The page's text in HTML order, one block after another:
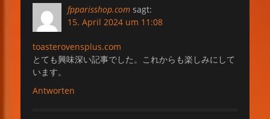
fpparisshop.com sagt:
15. April 2024 um 11:08
toasterovensplus.com
とても興味深い記事でした。これからも楽しみにして
います。
Antworten